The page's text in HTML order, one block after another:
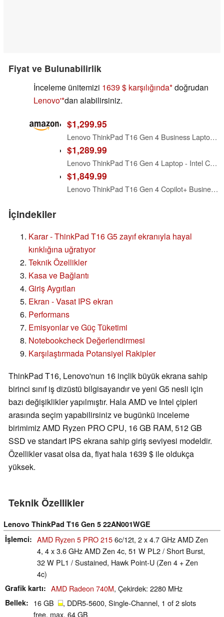
Fiyat ve Bulunabilirlik
İnceleme ünitemizi 1639 $ karşılığında doğrudan
Lenovo' dan alabilirsiniz.
$1,299.95
Lenovo ThinkPad T16 Gen 4 Business Laptop 16 FHD+ Display, Intel Ultra 5-225U (Beats i7-1355U), 16GB DDR5 RAM, 512GB SSD, 5MB Webcam, Fingerprint, Backlit KB, WiFi 6E, RJ-45, Win 11 Pro
$1,289.99
Lenovo ThinkPad T16 Gen 4 Laptop - Intel Core Ultra 5 225U, 16GB RAM, 512 GB SSD, W11 Pro, 16" WUXGA IPS, Non-Touch - Eclipse Black (21QE005WUS)
$1,849.99
Lenovo ThinkPad T16 Gen 4 Copilot+ Business Laptop 16" FHD+ IPS Display
İçindekiler
Karar - ThinkPad T16 G5 zayıf ekranıyla hayal
kırıklığına uğratıyor
Teknik Özellikler
Kasa ve Bağlantı
Giriş Aygıtları
Ekran - Vasat IPS ekran
Performans
Emisyonlar ve Güç Tüketimi
Notebookcheck Değerlendirmesi
Karşılaştırmada Potansiyel Rakipler
ThinkPad T16, Lenovo'nun 16 inçlik büyük ekrana sahip
birinci sınıf iş dizüstü bilgisayarıdır ve yeni G5 nesli için
bazı değişiklikler yapılmıştır. Hala AMD ve Intel çipleri
arasında seçim yapabilirsiniz ve bugünkü inceleme
birimimiz AMD Ryzen PRO CPU, 16 GB RAM, 512 GB
SSD ve standart IPS ekrana sahip giriş seviyesi modeldir.
Özellikler vasat olsa da, fiyat hala 1639 $ ile oldukça
yüksek.
Teknik Özellikler
Lenovo ThinkPad T16 Gen 5 22AN001WGE
İşlemci
AMD Ryzen 5 PRO 2156c/12t, 2 x 4.7 GHz AMD Zen
4, 4 x 3.6 GHz AMD Zen 4c, 51 W PL2 / Short Burst,
32 W PL1 / Sustained, Hawk Point-U (Zen 4 + Zen
4c)
Grafik kartı AMD Radeon 740M, Çekirdek: 2280 MHz
Bellek 16 GB
, DDR5-5600, Single-Channel, 1 of 2 slots
free, max. 64 GB